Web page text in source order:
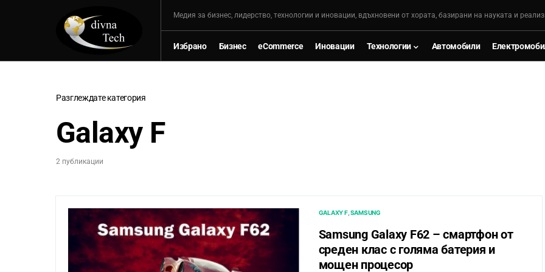
Mедия за бизнес, лидерство, технологии и иновации, вдъхновени от хората, базирани на науката и
Избрано Бизнес eCommerce Иновации Технологии Автомобили
Разглеждате категория
Galaxy F
2 публикации
GALAXY F SAMSUNG
Samsung Galaxy F62 – смартфон от
среден клас с голяма батерия и
мощен процесор